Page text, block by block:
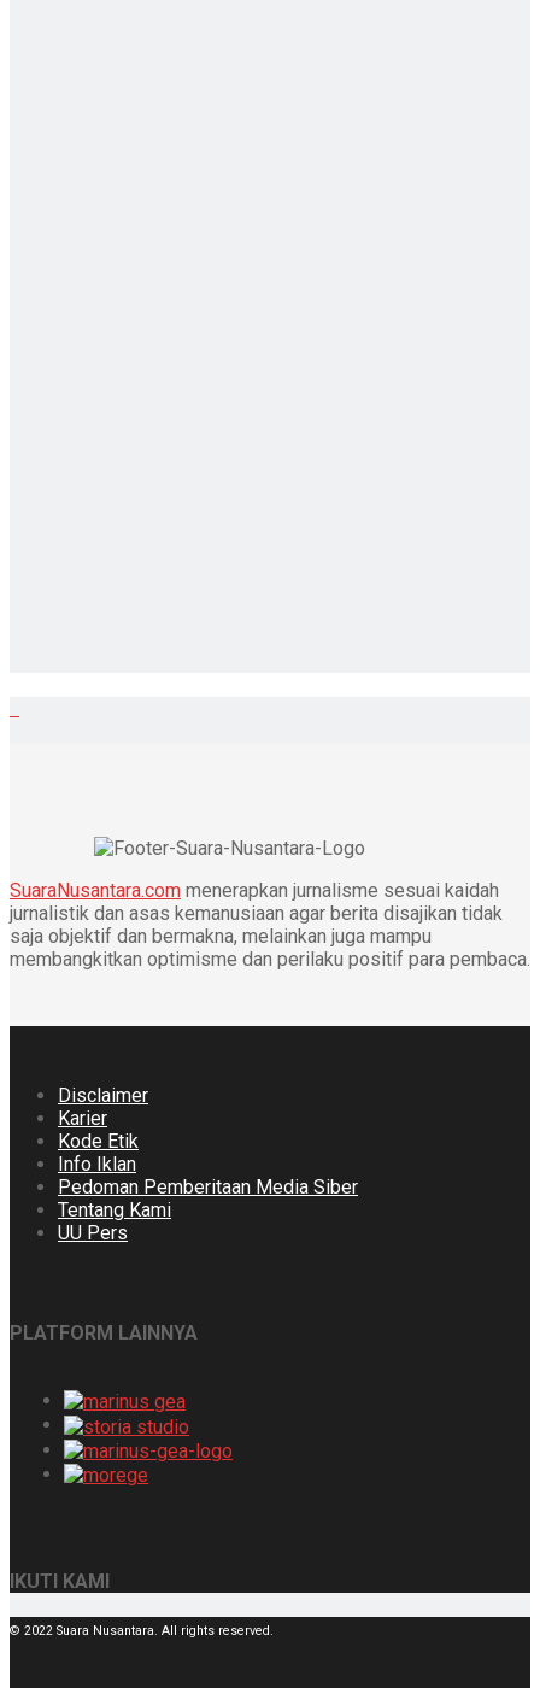
SuaraNusantara.com menerapkan jurnalisme sesuai kaidah
jurnalistik dan asas kemanusiaan agar berita disajikan tidak
saja objektif dan bermakna, melainkan juga mampu
membangkitkan optimisme dan perilaku positif para pembaca.
Disclaimer
Karier
Kode Etik
Info Iklan
Pedoman Pemberitaan Media Siber
Tentang Kami
UU Pers
PLATFORM LAINNYA
IKUTI KAMI
© 2022 Suara Nusantara. All rights reserved.